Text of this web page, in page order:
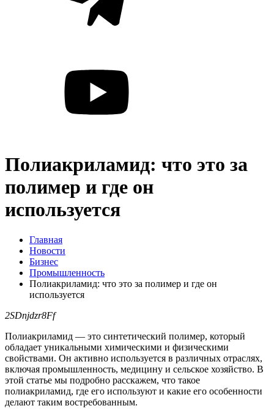
Полиакриламид: что это за
полимер и где он
используется
Главная
Новости
Бизнес
Промышленность
Полиакриламид: что это за полимер и где он
используется
2SDnjdzr8Ff
Полиакриламид — это синтетический полимер, который
обладает уникальными химическими и физическими
свойствами. Он активно используется в различных отраслях,
включая промышленность, медицину и сельское хозяйство. В
этой статье мы подробно расскажем, что такое
полиакриламид, где его используют и какие его особенности
делают таким востребованным.